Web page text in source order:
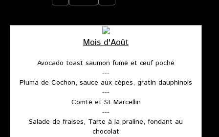
Mois d'Août
Avocado toast saumon fumé et œuf poché
---
Pluma de Cochon, sauce aux cèpes, gratin dauphinois
---
Comté et St Marcellin
---
Salade de fraises, Tarte à la praline, fondant au
chocolat